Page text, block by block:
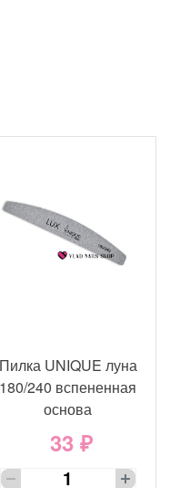
Пилка UNIQUE луна
180/240 вспененная
основа
33 ₽